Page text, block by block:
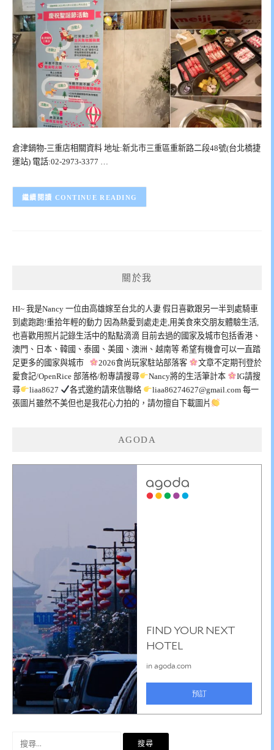
倉津鍋物-三重店相關資料 地址:新北市三重區重新路二段48號(台北橋捷
運站) 電話:02-2973-3377 …
CONTINUE READING
關於我
HI~ 我是Nancy 一位由高雄嫁至台北的人妻 假日喜歡跟另一半到處騎車
到處跑跑!重拾年輕的動力 因為熱愛到處走走,用美食來交朋友體驗生活,
也喜歡用照片記錄生活中的點點滴滴 目前去過的國家及城市包括香港、
澳門、日本、韓國、泰國、美國、澳洲、越南等 希望有機會可以一直踏
足更多的國家與城市
2026食尚玩家駐站部落客
文章不定期刊登於
愛食記/OpenRice 部落格/粉專請搜尋
Nancy將的生活筆計本
IG請搜
尋
liaa8627 各式邀約請來信聯絡 liaa86274627@gmail.com每一
張圖片雖然不美但也是我花心力拍的，請勿擅自下載圖片
AGODA